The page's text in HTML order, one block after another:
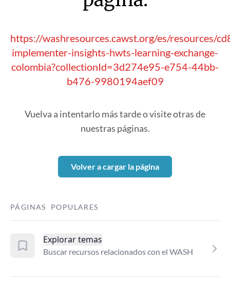
https://washresources.cawst.org/es/resources/
implementer-insights-hwts-learning-exchange-
colombia?collectionId=3d274e95-e754-44bb-
b476-9980194aef09
Vuelva a intentarlo más tarde o visite otras de
nuestras páginas.
Volver a cargar la página
PÁGINAS POPULARES
Explorar temas
Buscar recursos relacionados con el WASH